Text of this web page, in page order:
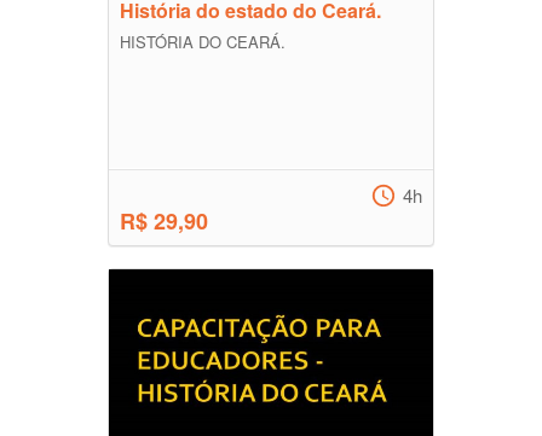
História do estado do Ceará.
HISTÓRIA DO CEARÁ.
R$ 29,90
4h